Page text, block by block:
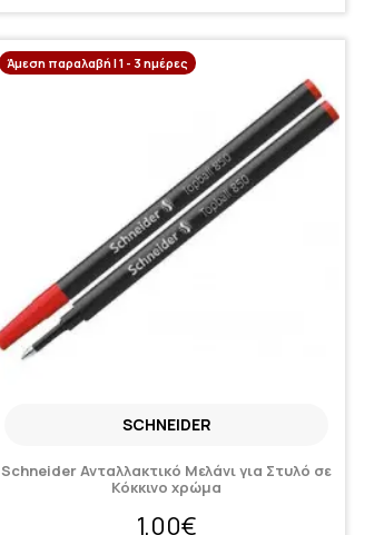
Άμεση παραλαβή | 1 - 3 ημέρες
SCHNEIDER
Schneider Ανταλλακτικό Μελάνι για Στυλό σε
Κόκκινο χρώμα
1,00€